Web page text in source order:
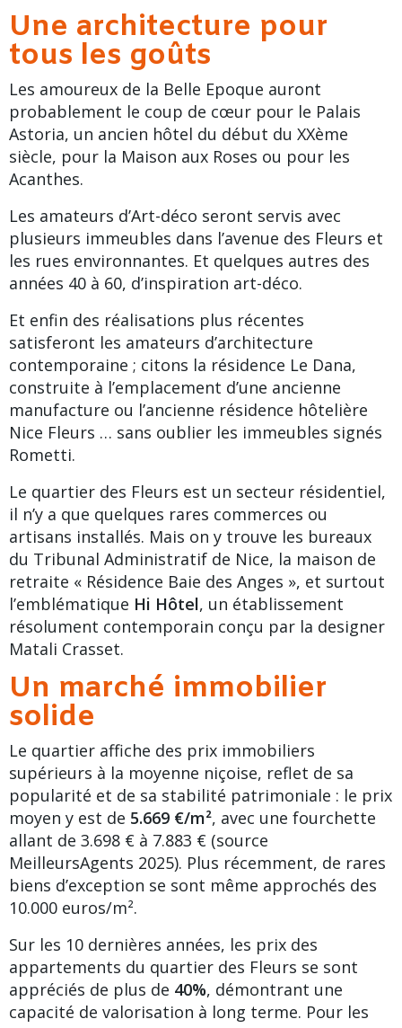
Une architecture pour
tous les goûts
Les amoureux de la Belle Epoque auront
probablement le coup de cœur pour le Palais
Astoria, un ancien hôtel du début du XXème
siècle, pour la Maison aux Roses ou pour les
Acanthes.
Les amateurs d’Art-déco seront servis avec
plusieurs immeubles dans l’avenue des Fleurs et
les rues environnantes. Et quelques autres des
années 40 à 60, d’inspiration art-déco.
Et enfin des réalisations plus récentes
satisferont les amateurs d’architecture
contemporaine ; citons la résidence Le Dana,
construite à l’emplacement d’une ancienne
manufacture ou l’ancienne résidence hôtelière
Nice Fleurs … sans oublier les immeubles signés
Rometti.
Le quartier des Fleurs est un secteur résidentiel,
il n’y a que quelques rares commerces ou
artisans installés. Mais on y trouve les bureaux
du Tribunal Administratif de Nice, la maison de
retraite « Résidence Baie des Anges », et surtout
l’emblématique Hi Hôtel, un établissement
résolument contemporain conçu par la designer
Matali Crasset.
Un marché immobilier
solide
Le quartier affiche des prix immobiliers
supérieurs à la moyenne niçoise, reflet de sa
popularité et de sa stabilité patrimoniale : le prix
moyen y est de 5.669 €/m², avec une fourchette
allant de 3.698 € à 7.883 € (source
MeilleursAgents 2025). Plus récemment, de rares
biens d’exception se sont même approchés des
10.000 euros/m².
Sur les 10 dernières années, les prix des
appartements du quartier des Fleurs se sont
appréciés de plus de 40%, démontrant une
capacité de valorisation à long terme. Pour les